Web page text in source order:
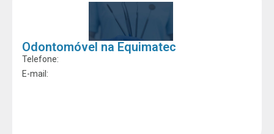
Odontomóvel na Equimatec
Telefone:
E-mail: